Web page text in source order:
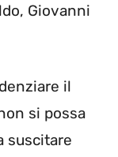
Giovanni
il
si possa
suscitare